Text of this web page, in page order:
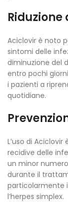
Riduzione
Aciclovir è noto
sintomi delle
diminuzione del
entro pochi
i pazienti a
quotidiane.
L’uso di
recidive delle
un minor
durante il
particolarmente
l’herpes simplex.